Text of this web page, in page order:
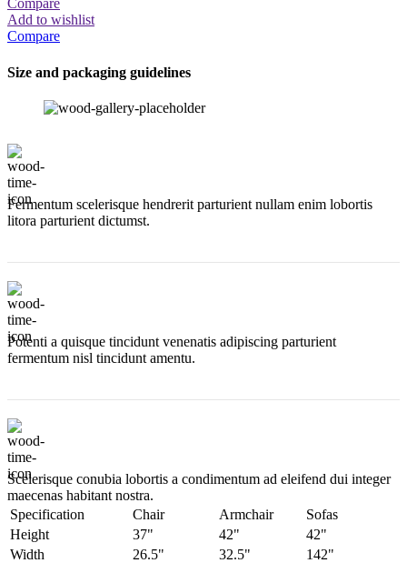
Compare
Add to wishlist
Compare
Size and packaging guidelines
Fermentum scelerisque hendrerit parturient nullam enim lobortis
litora parturient dictumst.
Potenti a quisque tincidunt venenatis adipiscing parturient
fermentum nisl tincidunt amentu.
Scelerisque conubia lobortis a condimentum ad eleifend dui integer
maecenas habitant nostra.
Specification
Chair Armchair
Sofas
Height
37" 42"
42"
Width
26.5" 32.5"
142"